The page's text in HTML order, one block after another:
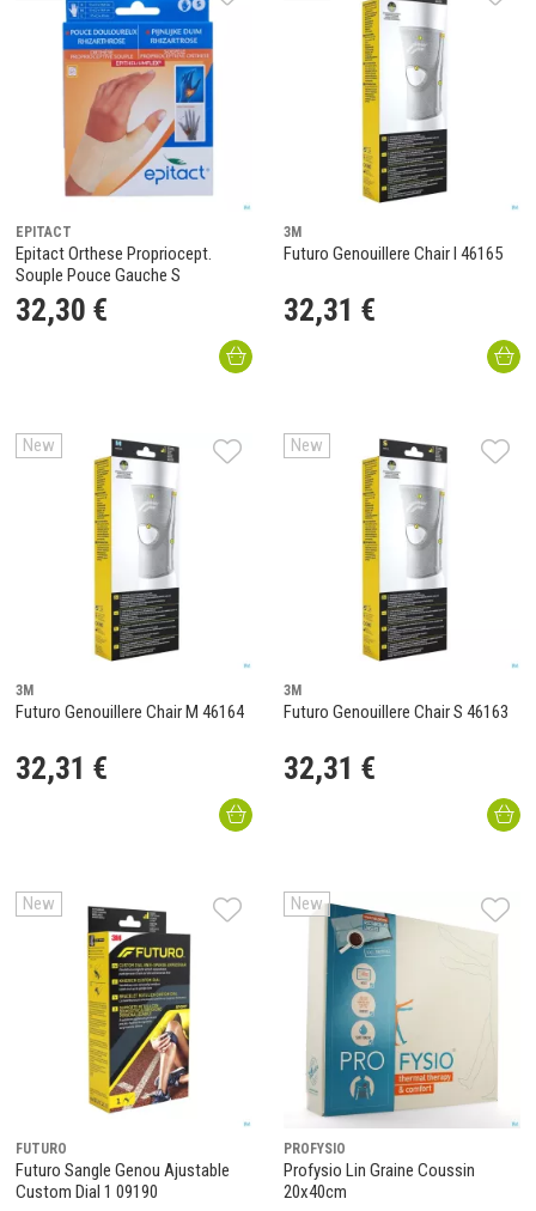
EPITACT
Epitact Orthese Propriocept.
Souple Pouce Gauche S
32,30 €
3M
Futuro Genouillere Chair l 46165
32,31 €
New
3M
Futuro Genouillere Chair M 46164
32,31 €
New
3M
Futuro Genouillere Chair S 46163
32,31 €
New
FUTURO
Futuro Sangle Genou Ajustable
Custom Dial 1 09190
New
PROFYSIO
Profysio Lin Graine Coussin
20x40cm